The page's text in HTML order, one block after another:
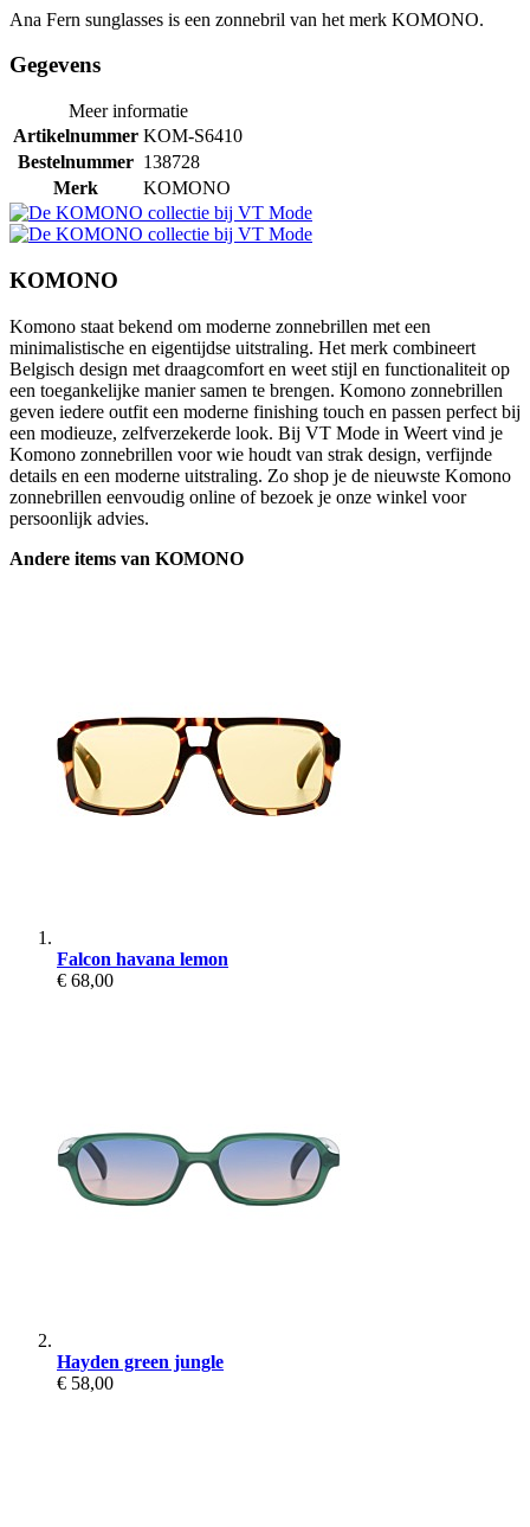
Ana Fern sunglasses is een zonnebril van het merk KOMONO.
Gegevens
Meer informatie
Artikelnummer KOM-S6410
Bestelnummer 138728
Merk
KOMONO
KOMONO
Komono staat bekend om moderne zonnebrillen met een
minimalistische en eigentijdse uitstraling. Het merk combineert
Belgisch design met draagcomfort en weet stijl en functionaliteit op
een toegankelijke manier samen te brengen. Komono zonnebrillen
geven iedere outfit een moderne finishing touch en passen perfect bij
een modieuze, zelfverzekerde look. Bij VT Mode in Weert vind je
Komono zonnebrillen voor wie houdt van strak design, verfijnde
details en een moderne uitstraling. Zo shop je de nieuwste Komono
zonnebrillen eenvoudig online of bezoek je onze winkel voor
persoonlijk advies.
Andere items van KOMONO
Falcon havana lemon
€ 68,00
Hayden green jungle
€ 58,00